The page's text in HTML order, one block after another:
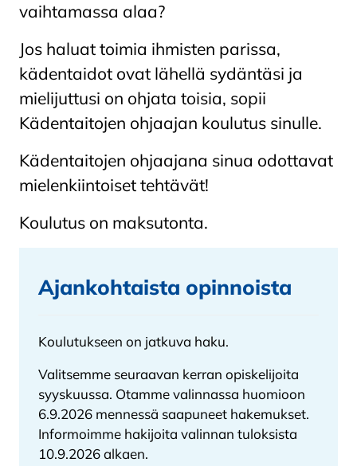
vaihtamassa alaa?
Jos haluat toimia ihmisten parissa,
kädentaidot ovat lähellä sydäntäsi ja
mielijuttusi on ohjata toisia, sopii
Kädentaitojen ohjaajan koulutus sinulle.
Kädentaitojen ohjaajana sinua odottavat
mielenkiintoiset tehtävät!
Koulutus on maksutonta.
Ajankohtaista opinnoista
Koulutukseen on jatkuva haku.
Valitsemme seuraavan kerran opiskelijoita
syyskuussa. Otamme valinnassa huomioon
6.9.2026 mennessä saapuneet hakemukset.
Informoimme hakijoita valinnan tuloksista
10.9.2026 alkaen.